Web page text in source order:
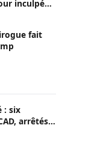
d’un quatrième
inculpée
fait
: six
arrêtés à
le